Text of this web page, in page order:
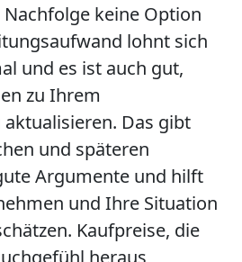
keine Option
lohnt sich
und es ist auch gut,
zu Ihrem
Das gibt
und späteren
Argumente und hilft
und Ihre Situation
Kaufpreise, die
heraus